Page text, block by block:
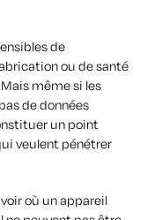
de
ou de santé
même si les
de données
un point
veulent pénétrer
où un appareil